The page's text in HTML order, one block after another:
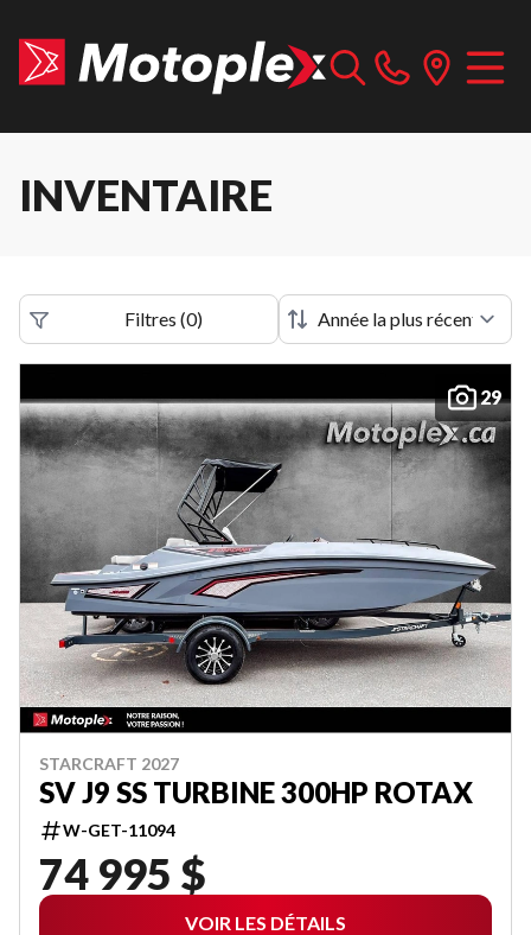
INVENTAIRE
Filtres (0)
29
STARCRAFT 2027
SV J9 SS TURBINE 300HP ROTAX
W-GET-11094
74 995 $
VOIR LES DÉTAILS